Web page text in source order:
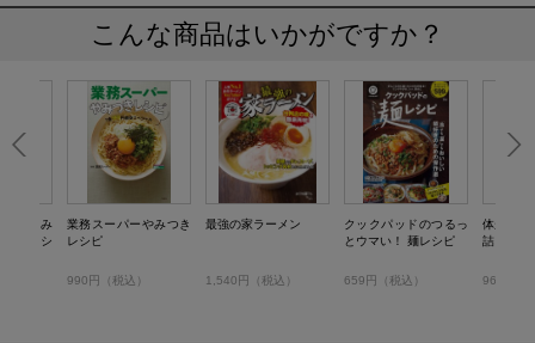
こんな商品はいかがですか？
屋つまみ
セレクシ
業務スーパーやみつき
レシピ
990円（税込）
最強の家ラーメン
1,540円（税込）
クックパッドのつるっ
とウマい！ 麺レシピ
659円（税込）
体がよろ
詰レシピ
968円（